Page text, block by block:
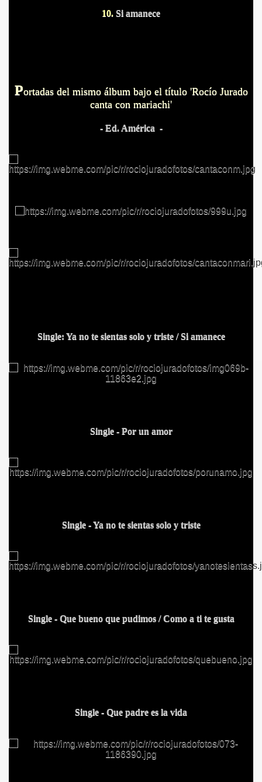
10. Si amanece
Portadas del mismo álbum bajo el título 'Rocío Jurado
canta con mariachi'
- Ed. América -
Single: Ya no te sientas solo y triste / Si amanece
Single - Por un amor
Single - Ya no te sientas solo y triste
Single - Que bueno que pudimos / Como a ti te gusta
Single - Que padre es la vida